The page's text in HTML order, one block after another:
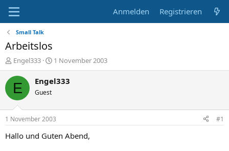
Anmelden Registrieren
Small Talk
Arbeitslos
E
r
s
l
e
r
Engel333
E
r
s
l
t
a
1 November 2003
E Engel333
Guest
1 November 2003 #1
Hallo und Guten Abend,